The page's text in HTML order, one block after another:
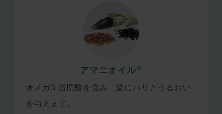
アマニオイル ※
オメガ3 脂肪酸を含み、髪にハリとうるおい
を与えます。